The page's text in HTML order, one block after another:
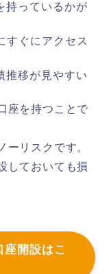
持っているかが
すぐにアクセス
推移が見やすい
座を持つことで
ーリスクです。
しておいても損
座開設はこ